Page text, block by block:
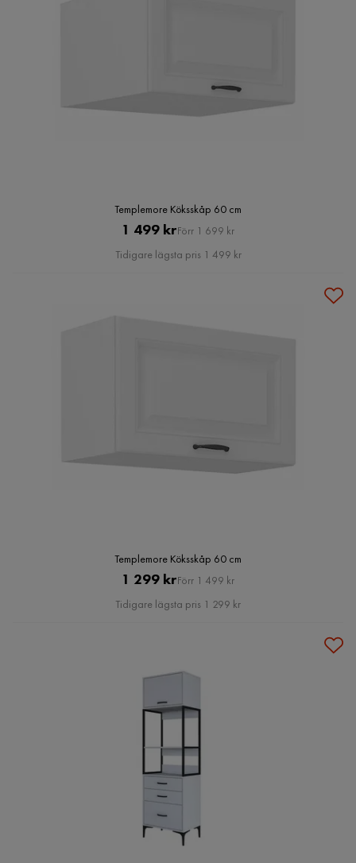
Templemore Köksskåp 60 cm
Pris
1 499 krOriginal
Pris
Förr 1 699 kr
Tidigare lägsta pris 1 499 kr
Templemore Köksskåp 60 cm
Pris
1 299 krOriginal
Pris
Förr 1 499 kr
Tidigare lägsta pris 1 299 kr